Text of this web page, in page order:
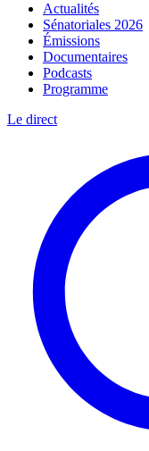
Actualités
Sénatoriales 2026
Émissions
Documentaires
Podcasts
Programme
Le direct